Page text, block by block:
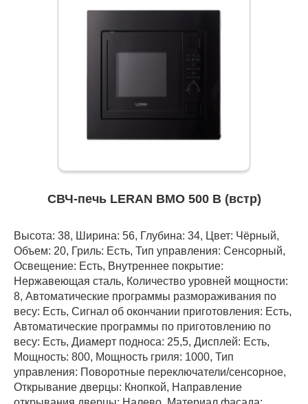
СВЧ-печь LERAN BMO 500 B (встр)
Высота: 38, Ширина: 56, Глубина: 34, Цвет: Чёрный,
Объем: 20, Гриль: Есть, Тип управления: Сенсорный,
Освещение: Есть, Внутреннее покрытие:
Нержавеющая сталь, Количество уровней мощности:
8, Автоматические программы размораживания по
весу: Есть, Сигнал об окончании приготовления: Есть,
Автоматические программы по приготовлению по
весу: Есть, Диамерт подноса: 25,5, Дисплей: Есть,
Мощность: 800, Мощность гриля: 1000, Тип
управления: Поворотные переключатели/сенсорное,
Открывание дверцы: Кнопкой, Направление